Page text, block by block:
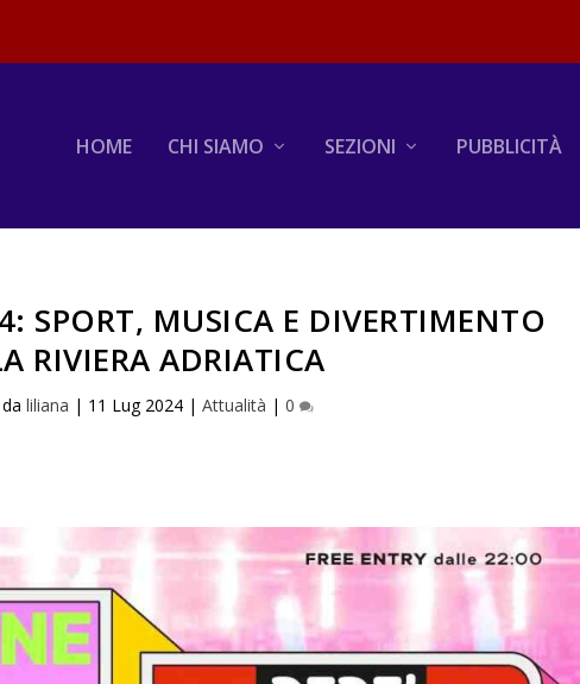
HOME CHI SIAMO SEZIONI PUBBLICITÀ
SPORT, MUSICA E DIVERTIMENTO
RIVIERA ADRIATICA
daliliana | 11 Lug 2024 |Attualità |0